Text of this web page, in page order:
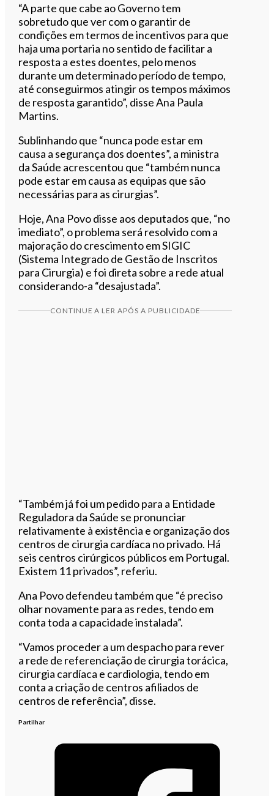
“A parte que cabe ao Governo tem
sobretudo que ver com o garantir de
condições em termos de incentivos para que
haja uma portaria no sentido de facilitar a
resposta a estes doentes, pelo menos
durante um determinado período de tempo,
até conseguirmos atingir os tempos máximos
de resposta garantido”, disse Ana Paula
Martins.
Sublinhando que “nunca pode estar em
causa a segurança dos doentes”, a ministra
da Saúde acrescentou que “também nunca
pode estar em causa as equipas que são
necessárias para as cirurgias”.
Hoje, Ana Povo disse aos deputados que, “no
imediato”, o problema será resolvido com a
majoração do crescimento em SIGIC
(Sistema Integrado de Gestão de Inscritos
para Cirurgia) e foi direta sobre a rede atual
considerando-a “desajustada”.
CONTINUE A LER APÓS A PUBLICIDADE
“Também já foi um pedido para a Entidade
Reguladora da Saúde se pronunciar
relativamente à existência e organização dos
centros de cirurgia cardíaca no privado. Há
seis centros cirúrgicos públicos em Portugal.
Existem 11 privados”, referiu.
Ana Povo defendeu também que “é preciso
olhar novamente para as redes, tendo em
conta toda a capacidade instalada”.
“Vamos proceder a um despacho para rever
a rede de referenciação de cirurgia torácica,
cirurgia cardíaca e cardiologia, tendo em
conta a criação de centros afiliados de
centros de referência”, disse.
Partilhar